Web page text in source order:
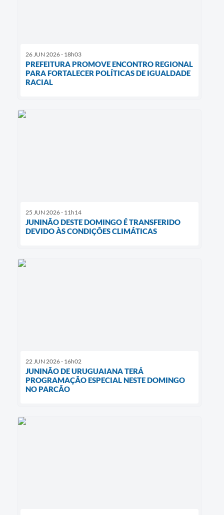
26 JUN 2026 - 18h03
PREFEITURA PROMOVE ENCONTRO REGIONAL
PARA FORTALECER POLÍTICAS DE IGUALDADE
RACIAL
25 JUN 2026 - 11h14
JUNINÃO DESTE DOMINGO É TRANSFERIDO
DEVIDO ÀS CONDIÇÕES CLIMÁTICAS
22 JUN 2026 - 16h02
JUNINÃO DE URUGUAIANA TERÁ
PROGRAMAÇÃO ESPECIAL NESTE DOMINGO
NO PARCÃO